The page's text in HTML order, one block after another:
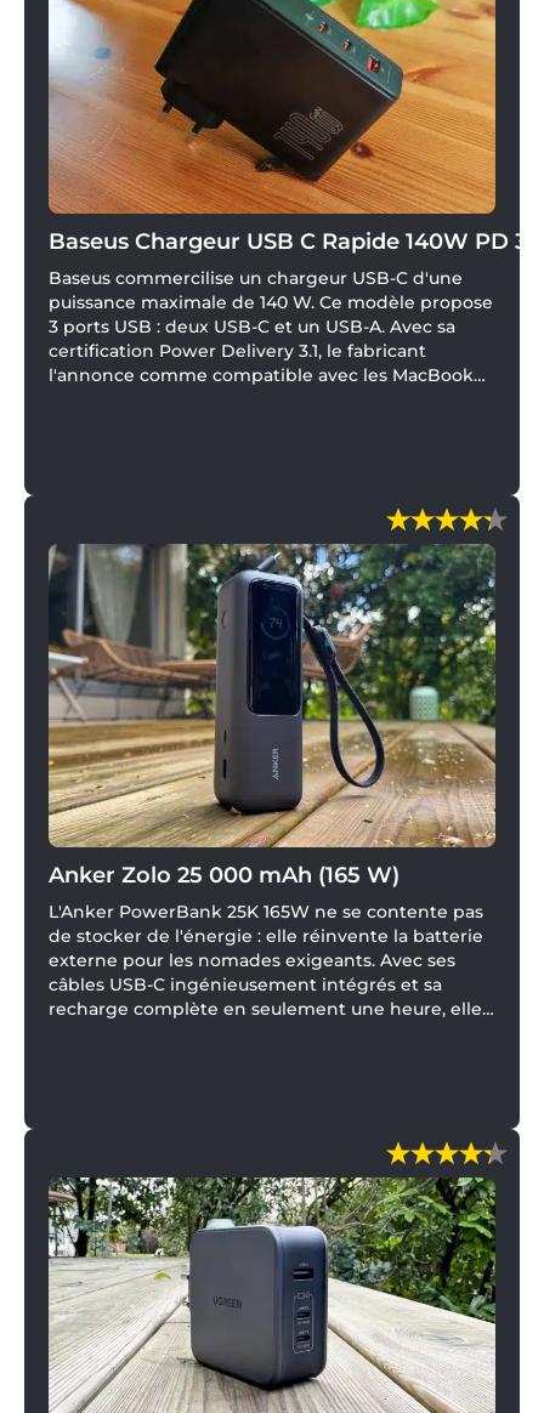
Baseus Chargeur USB C Rapide 140W PD 3.1
Baseus commercilise un chargeur USB-C d'une
puissance maximale de 140 W. Ce modèle propose
3 ports USB : deux USB-C et un USB-A. Avec sa
certification Power Delivery 3.1, le fabricant
l'annonce comme compatible avec les MacBook
Anker Zolo 25 000 mAh (165 W)
L'Anker PowerBank 25K 165W ne se contente pas
de stocker de l'énergie : elle réinvente la batterie
externe pour les nomades exigeants. Avec ses
câbles USB-C ingénieusement intégrés et sa
recharge complète en seulement une heure, elle